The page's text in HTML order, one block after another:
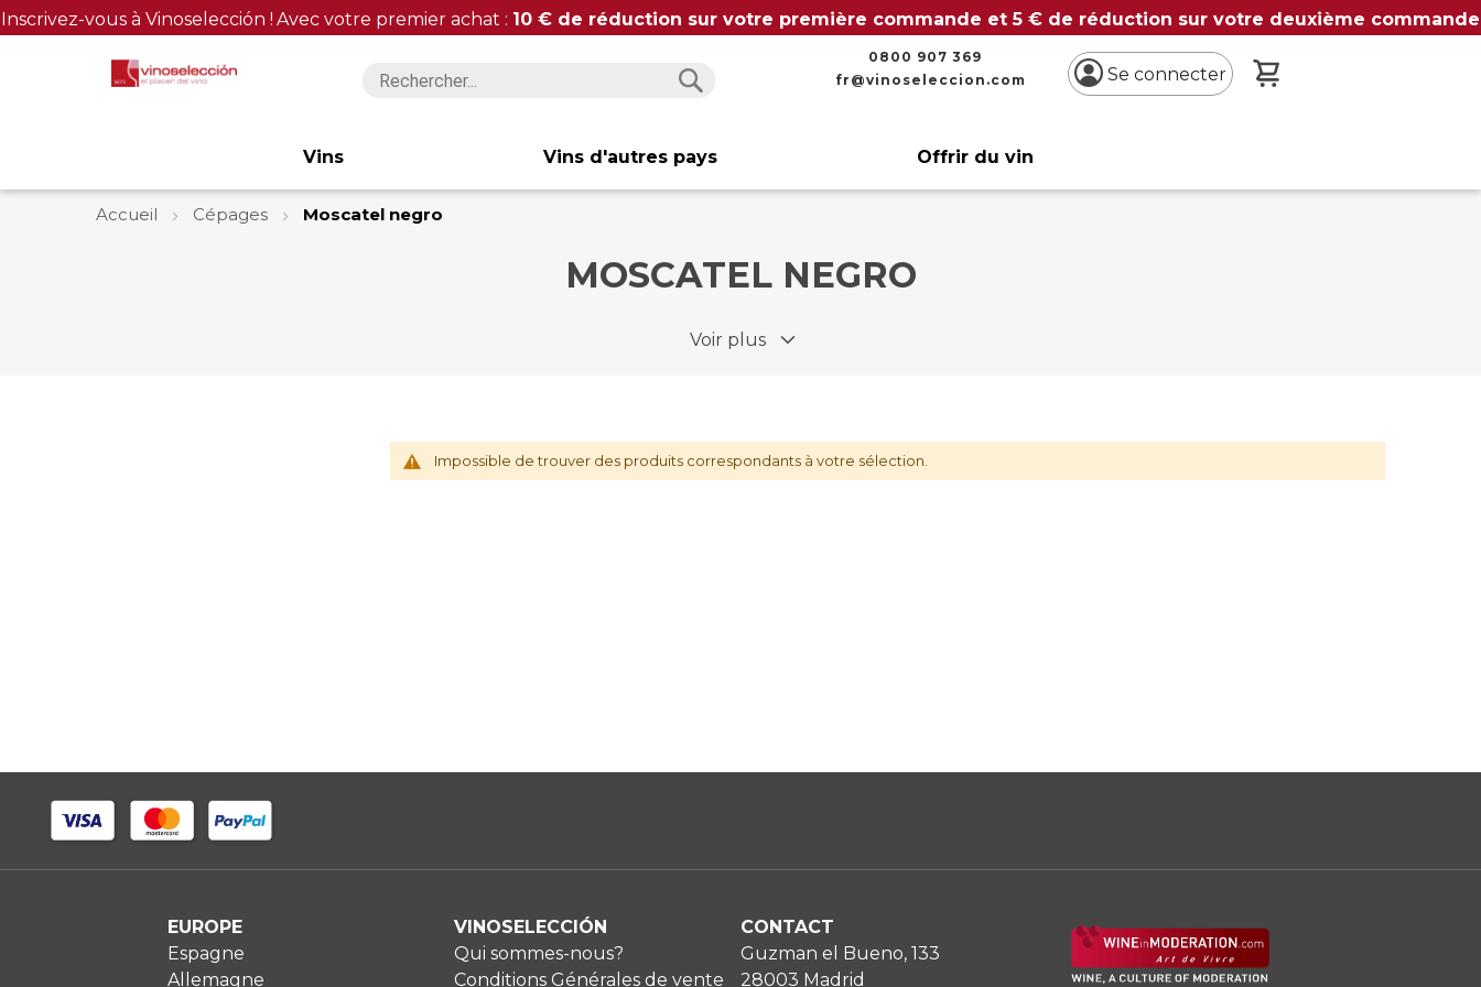
Inscrivez-vous à Vinoselección ! Avec votre premier achat : 10 € de réduction sur votre première commande et 5 € de réduction sur votre deuxième commande
0800 907 369
fr@vinoseleccion.com
Se connecter
Vins Vins d'autres pays Offrir du vin
Accueil Cépages Moscatel negro
MOSCATEL NEGRO
Voir plus
Impossible de trouver des produits correspondants à votre sélection.
EUROPE
Espagne
Allemagne
VINOSELECCIÓN
Qui sommes-nous?
Conditions Générales de vente
CONTACT
Guzman el Bueno, 133
28003 Madrid